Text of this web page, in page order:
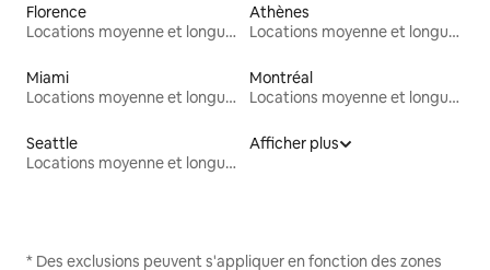
Florence
Locations moyenne et longue durée
Athènes
Locations moyenne et longue durée
Miami
Locations moyenne et longue durée
Montréal
Locations moyenne et longue durée
Seattle
Locations moyenne et longue durée
Afficher plus
* Des exclusions peuvent s'appliquer en fonction des zones